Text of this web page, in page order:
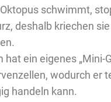
schwimmt,
deshalb kriechen
hat ein eigenes „Mini-
wodurch er
handeln kann.